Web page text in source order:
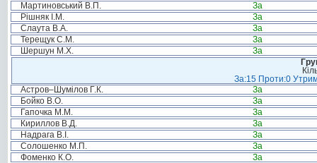
Мартиновський В.П.
За
Рішняк І.М.
За
Слаута В.А.
За
Терещук С.М.
За
Шершун М.Х.
За
За:15 Проти:0
Астров–Шумілов Г.К.
За
Бойко В.О.
За
Гапочка М.М.
За
Кириллов В.Д.
За
Надрага В.І.
За
Солошенко М.П.
За
Фоменко К.О.
За